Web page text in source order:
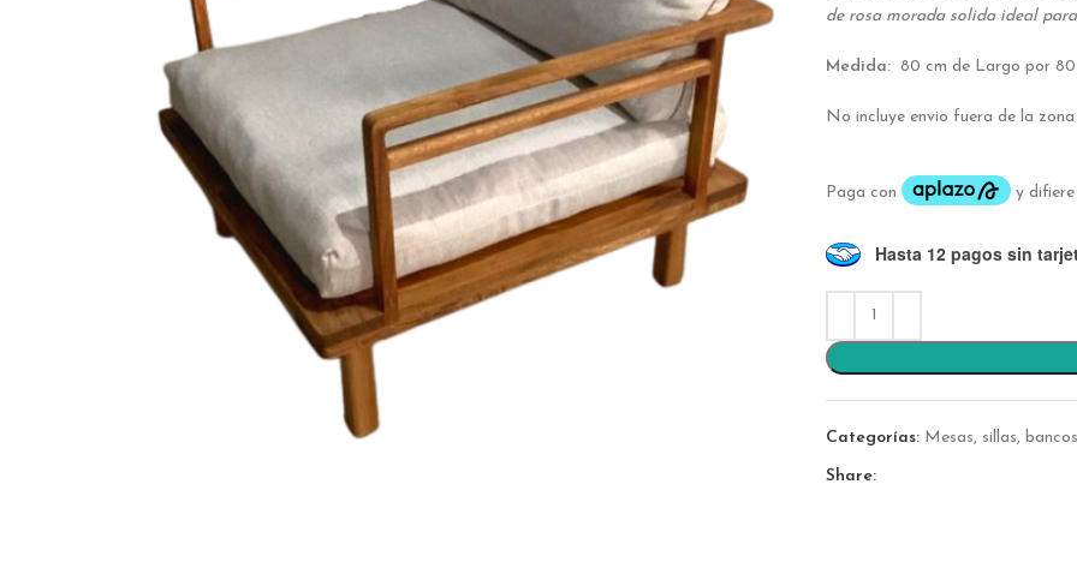
de rosa morada solida ideal
Medida: 80 cm de Largo por
No incluye envio fuera de la
Hasta 12 pagos sin
Categorías: Mesas, sillas,
Share: